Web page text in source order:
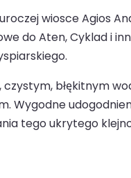
wiosce Agios
do Aten, Cyklad i
czystym, błękitnym
Wygodne
tego ukrytego